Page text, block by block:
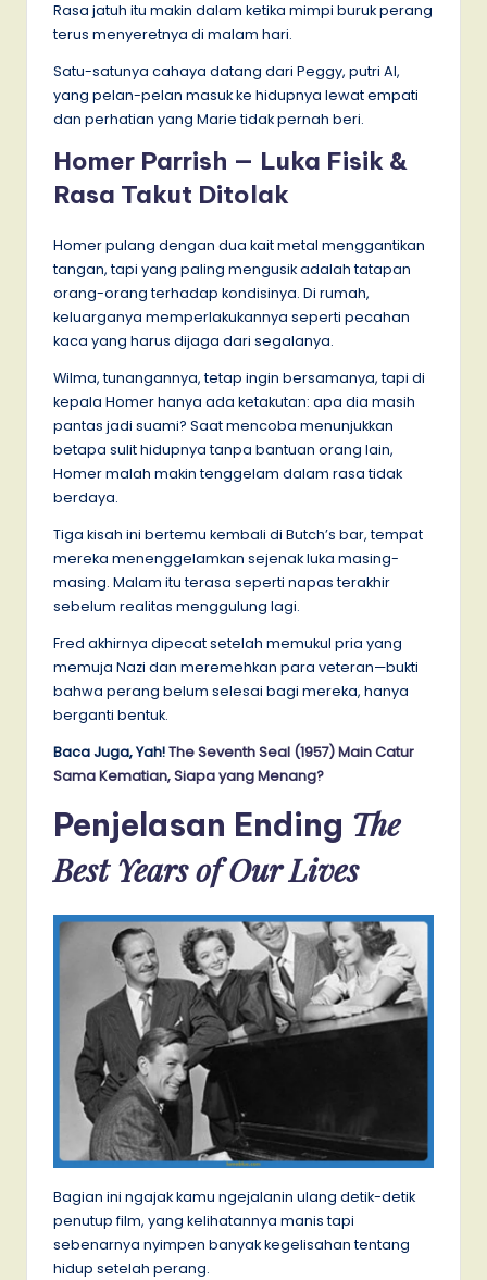
Rasa jatuh itu makin dalam ketika mimpi buruk perang
terus menyeretnya di malam hari.
Satu-satunya cahaya datang dari Peggy, putri Al,
yang pelan-pelan masuk ke hidupnya lewat empati
dan perhatian yang Marie tidak pernah beri.
Homer Parrish — Luka Fisik &
Rasa Takut Ditolak
Homer pulang dengan dua kait metal menggantikan
tangan, tapi yang paling mengusik adalah tatapan
orang-orang terhadap kondisinya. Di rumah,
keluarganya memperlakukannya seperti pecahan
kaca yang harus dijaga dari segalanya.
Wilma, tunangannya, tetap ingin bersamanya, tapi di
kepala Homer hanya ada ketakutan: apa dia masih
pantas jadi suami? Saat mencoba menunjukkan
betapa sulit hidupnya tanpa bantuan orang lain,
Homer malah makin tenggelam dalam rasa tidak
berdaya.
Tiga kisah ini bertemu kembali di Butch’s bar, tempat
mereka menenggelamkan sejenak luka masing-
masing. Malam itu terasa seperti napas terakhir
sebelum realitas menggulung lagi.
Fred akhirnya dipecat setelah memukul pria yang
memuja Nazi dan meremehkan para veteran—bukti
bahwa perang belum selesai bagi mereka, hanya
berganti bentuk.
Baca Juga, Yah!The Seventh Seal (1957) Main Catur
Sama Kematian, Siapa yang Menang?
Penjelasan Ending The
Best Years of Our Lives
Bagian ini ngajak kamu ngejalanin ulang detik-detik
penutup film, yang kelihatannya manis tapi
sebenarnya nyimpen banyak kegelisahan tentang
hidup setelah perang.